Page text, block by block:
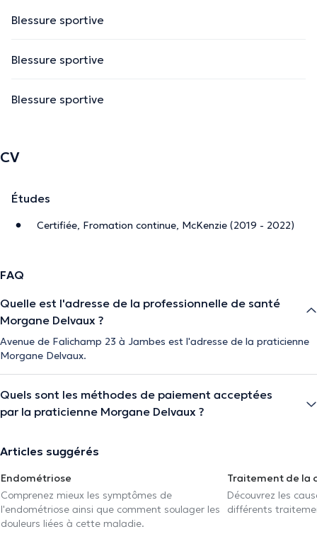
Blessure sportive
Blessure sportive
Blessure sportive
CV
Études
Certifiée, Fromation continue, McKenzie (2019 - 2022)
FAQ
Quelle est l'adresse de la professionnelle de santé
Morgane Delvaux ?
Avenue de Falichamp 23 à Jambes est l'adresse de la praticienne
Morgane Delvaux.
Quels sont les méthodes de paiement acceptées
par la praticienne Morgane Delvaux ?
Articles suggérés
Endométriose
Comprenez mieux les symptômes de
l'endométriose ainsi que comment soulager les
douleurs liées à cette maladie.
Traitement de la
Découvrez les
différents